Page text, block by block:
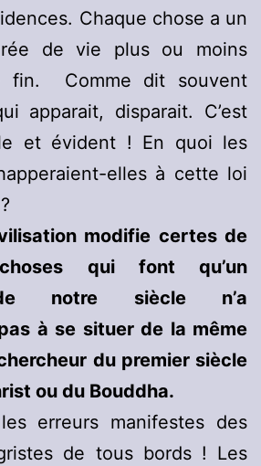
Chaque chose a un
de vie plus ou moins
fin. Comme dit souvent
apparait, disparait. C’est
et évident ! En quoi les
elles à cette loi
modifie certes de
choses qui font qu’un
notre siècle n’a
à se situer de la même
du premier siècle
ou du Bouddha.
les erreurs manifestes des
de tous bords ! Les